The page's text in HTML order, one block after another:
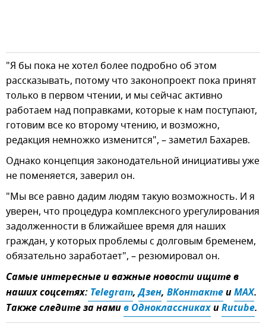
"Я бы пока не хотел более подробно об этом
рассказывать, потому что законопроект пока принят
только в первом чтении, и мы сейчас активно
работаем над поправками, которые к нам поступают,
готовим все ко второму чтению, и возможно,
редакция немножко изменится", – заметил Бахарев.
Однако концепция законодательной инициативы уже
не поменяется, заверил он.
"Мы все равно дадим людям такую возможность. И я
уверен, что процедура комплексного урегулирования
задолженности в ближайшее время для наших
граждан, у которых проблемы с долговым бременем,
обязательно заработает", – резюмировал он.
Самые интересные и важные новости ищите в
наших соцсетях: Telegram,Дзен, ВКонтактеиMAX.
Также следите за намив ОдноклассникахиRutube.